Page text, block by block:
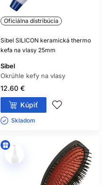
Oficiálna distribúcia
Sibel SILICON keramická thermo
kefa na vlasy 25mm
Sibel
Okrúhle kefy na vlasy
12.60 €
Kúpiť
Skladom ㅤ